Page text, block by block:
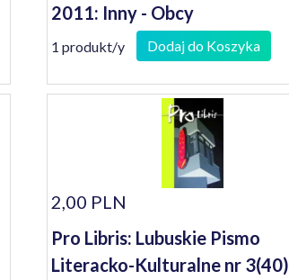
2011: Inny - Obcy
1 produkt/y Dodaj do Koszyka
2,00 PLN
Pro Libris: Lubuskie Pismo
Literacko-Kulturalne nr 3(40)